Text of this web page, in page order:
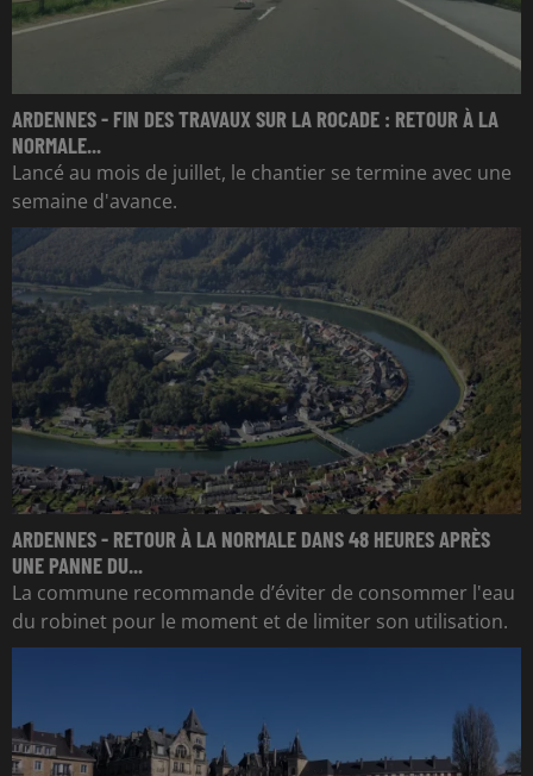
ARDENNES - FIN DES TRAVAUX SUR LA ROCADE : RETOUR À LA
NORMALE...
Lancé au mois de juillet, le chantier se termine avec une
semaine d'avance.
ARDENNES - RETOUR À LA NORMALE DANS 48 HEURES APRÈS
UNE PANNE DU...
La commune recommande d’éviter de consommer l'eau
du robinet pour le moment et de limiter son utilisation.